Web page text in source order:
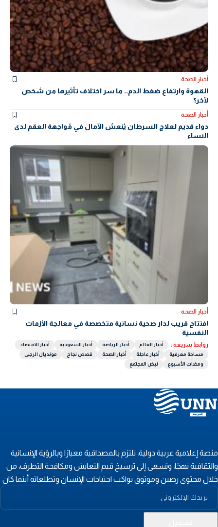
أخبار الصحة
القهوة وارتفاع ضغط الدم.. ما سر اختلاف تأثيرها من شخص
لآخر؟
أخبار الصحة
دواء قديم لعلاج السرطان يُنعش الآمال في مُواجهة العقم لدى
النساء
أخبار الصحة
افتتاح قريب لدار صحية نسائية متخصصة في معالجة الأزمات
النفسية
روابط سريعة : أخبار العالم أخبار الرياضة أخبار السعودية
أخبار الاقتصاد
مساحة معرفية
أخبار عاجلة أخبار الصحة قصص نجاح
مونديال الرجبى
ومضات الأسبوع
نبض المجتمع
إعلامية عربية دولية، تلتزم بالمصداقية معيارًا وبالرؤية الإنسانية
نهجًا، وتسعى إلى ترسيخ قيم التعايش ومكافحة التطرف، من
محتوى رصين وموثوق يواكب احتياجات الإنسان وتطلعاته أينما كان